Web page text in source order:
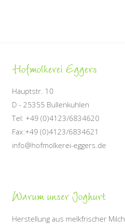
Hofmolkerei Eggers
Hauptstr. 10
D - 25355 Bullenkuhlen
Tel: +49 (0)4123/6834620
Fax:+49 (0)4123/6834621
info@hofmolkerei-eggers.de
Warumunser Joghurt
Herstellung aus melkfrischer Milch.